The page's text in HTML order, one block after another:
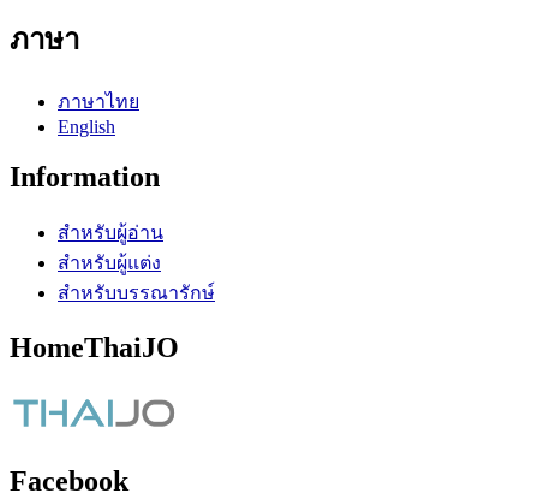
ภาษา
ภาษาไทย
English
Information
สำหรับผู้อ่าน
สำหรับผู้แต่ง
สำหรับบรรณารักษ์
HomeThaiJO
Facebook